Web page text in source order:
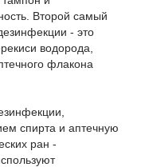
Второй самый
- это
водорода,
флакона
спирта и аптечную
ран -